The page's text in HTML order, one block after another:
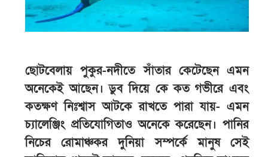
ছোটবেলায় পুকুর-নদীতে সাঁতার কেটেছেন এমন
অনেকেই আছেন। ডুব দিয়ে কে কত গভীরে এবং
কতক্ষণ নিঃশ্বাস আটকে রাখতে পারা যায়- এমন
চ্যালেঞ্জিং প্রতিযোগিতাও অনেকে করেছেন। পানির
নিচের রোমাঞ্চকর দুনিয়া সম্পর্কে মানুষ সেই